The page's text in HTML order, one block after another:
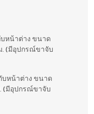
บหน้าต่าง ขนาด
. (มีอุปกรณ์ขาจับ
บหน้าต่าง ขนาด
. (มีอุปกรณ์ขาจับ